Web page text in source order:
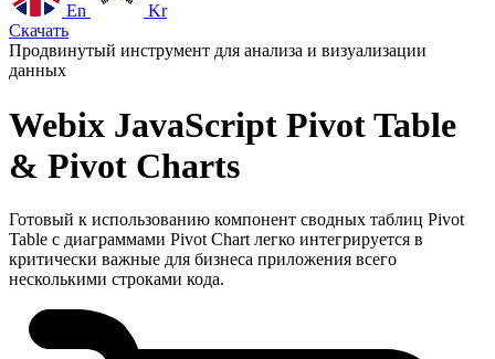
En
Kr
Скачать
Продвинутый инструмент для анализа и визуализации
данных
Webix JavaScript Pivot Table
& Pivot Charts
Готовый к использованию компонент сводных таблиц Pivot
Table c диаграммами Pivot Chart легко интегрируется в
критически важные для бизнеса приложения всего
несколькими строками кода.